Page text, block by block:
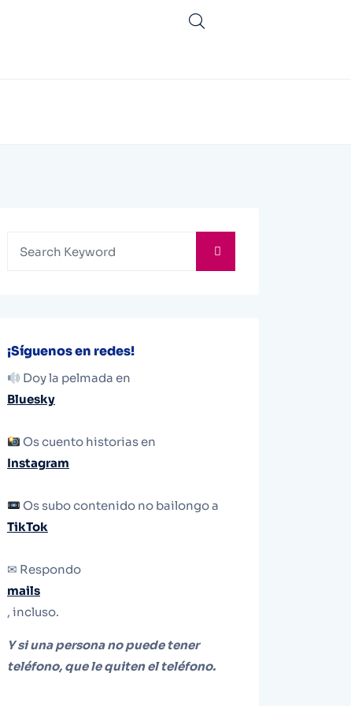
¡Síguenos en redes!
Doy la pelmada en
Bluesky
Os cuento historias en
Instagram
Os subo contenido no bailongo a
TikTok
✉ Respondo
mails
, incluso.
Y si una persona no puede tener
teléfono, que le quiten el teléfono.